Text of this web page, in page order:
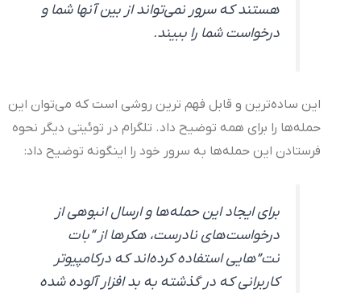
هستند که سرور نمی‌تواند از بین آنها شما و
درخواست شما را ببیند.
این ساده‌ترین و قابل فهم ترین روشی است که می‌توان این
حمله‌ها را برای همه توضیح داد. تلگرام در توئیتی دیگر نحوه
فرستادن این حمله‌ها به سرور خود را اینگونه توضیح داد:
برای ایجاد این حمله‌ها و ارسال انبوهی از
درخواست‌های نادرست، هکرها از “بات
نت”‌هایی استفاده کرده‌اند که درکامپیوتر
کاربرانی که در گذشته به بد افزار آلوده شده